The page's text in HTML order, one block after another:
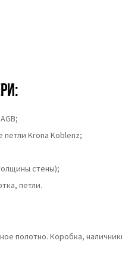
Krona Koblenz;
стены);
петли.
полотно. Коробка,